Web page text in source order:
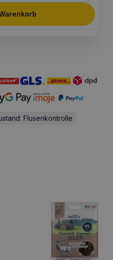
Flusenkontrolle